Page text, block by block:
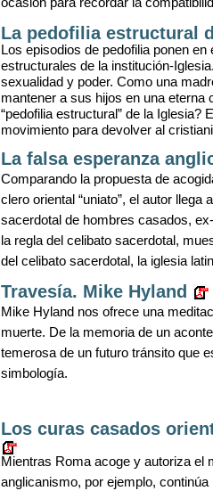
La pedofilia estructural
Los episodios de pedofilia ponen
estructurales de la institución-
sexualidad y poder. Como una
mantener a sus hijos en una eterna
“pedofilia estructural” de la
movimiento para devolver al
La falsa esperanza
Comparando la propuesta de
clero oriental “uniato”, el autor
sacerdotal de hombres casados,
la regla del celibato sacerdotal,
del celibato sacerdotal, la iglesia
Travesía. Mike Hyland
Mike Hyland nos ofrece una
muerte. De la memoria de un
temerosa de un futuro tránsito que
simbología.
Los curas casados
Mientras Roma acoge y autoriza el
anglicanismo, por ejemplo,